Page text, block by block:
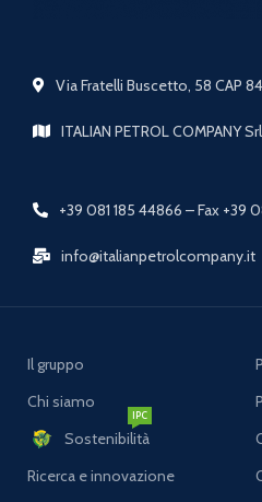
Via Fratelli Buscetto, 58 CAP
ITALIAN PETROL COMPANY
+39 081 185 44866 – Fax +39
info@italianpetrolcompany.it
Il gruppo
Chi siamo
Sostenibilità
IPC
Ricerca e innovazione